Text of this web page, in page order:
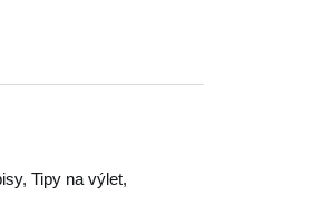
Tipy na výlet,